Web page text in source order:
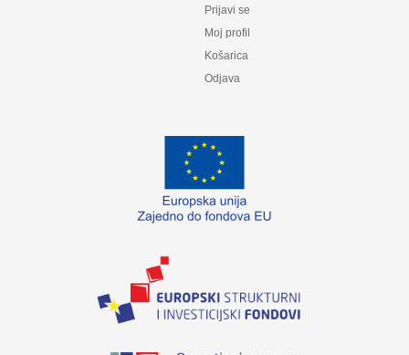
Prijavi se
Moj profil
Košarica
Odjava